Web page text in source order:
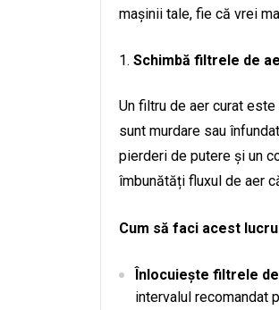
mașinii tale, fie că vrei
Schimbă filtrele de
Un filtru de aer curat
sunt murdare sau
pierderi de putere și un
îmbunătăți fluxul de aer
Cum să faci acest
Înlocuiește filtrele
intervalul recomandat